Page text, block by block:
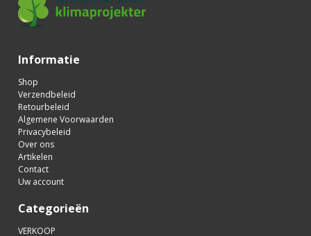
Informatie
Shop
Verzendbeleid
Retourbeleid
Algemene Voorwaarden
Privacybeleid
Over ons
Artikelen
Contact
Uw account
Categorieën
VERKOOP